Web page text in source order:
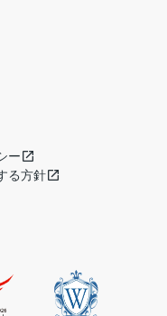
ー
る方針